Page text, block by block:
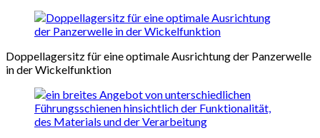
Doppellagersitz für eine optimale Ausrichtung der Panzerwelle
in der Wickelfunktion